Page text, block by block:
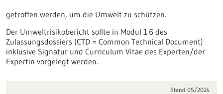
getroffen werden, um die Umwelt zu schützen.
Der Umweltrisikobericht sollte in Modul 1.6 des
Zulassungsdossiers (CTD = Common Technical Document)
inklusive Signatur und Curriculum Vitae des Experten/der
Expertin vorgelegt werden.
Stand 05/2024